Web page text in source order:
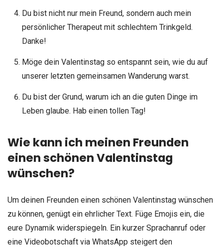
Du bist nicht nur mein Freund, sondern auch mein
persönlicher Therapeut mit schlechtem Trinkgeld.
Danke!
Möge dein Valentinstag so entspannt sein, wie du auf
unserer letzten gemeinsamen Wanderung warst.
Du bist der Grund, warum ich an die guten Dinge im
Leben glaube. Hab einen tollen Tag!
Wie kann ich meinen Freunden
einen schönen Valentinstag
wünschen?
Um deinen Freunden einen schönen Valentinstag wünschen
zu können, genügt ein ehrlicher Text. Füge Emojis ein, die
eure Dynamik widerspiegeln. Ein kurzer Sprachanruf oder
eine Videobotschaft via WhatsApp steigert den